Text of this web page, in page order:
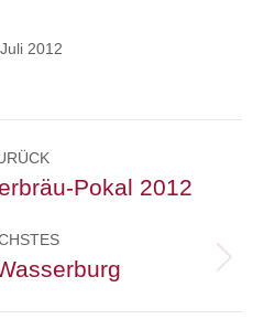
2012
VorherigerPokal 2012
Nächster